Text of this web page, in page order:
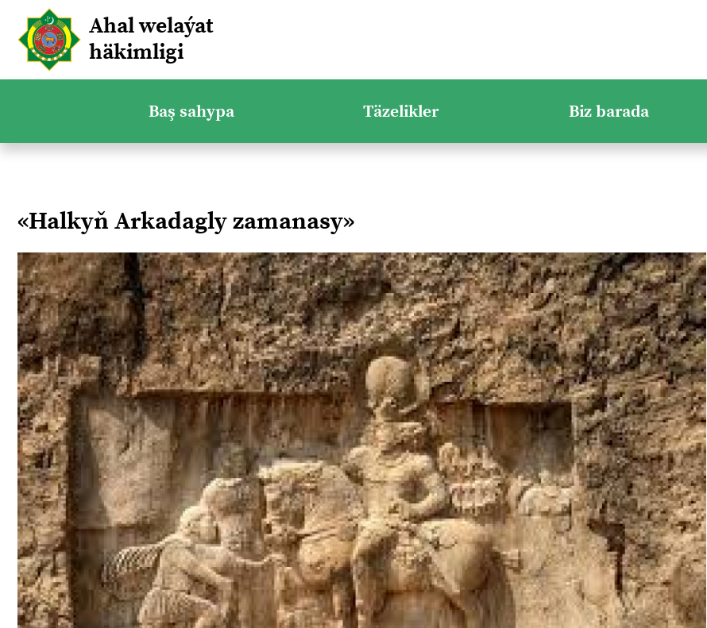
Ahal welaýat
häkimligi
Baş sahypa Täzelikler Biz barada
«Halkyň Arkadagly zamanasy»